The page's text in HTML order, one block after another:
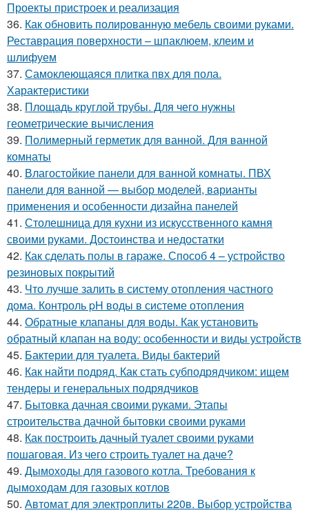
Проекты пристроек и реализация
36. Как обновить полированную мебель своими руками.
Реставрация поверхности – шпаклюем, клеим и
шлифуем
37. Самоклеющаяся плитка пвх для пола.
Характеристики
38. Площадь круглой трубы. Для чего нужны
геометрические вычисления
39. Полимерный герметик для ванной. Для ванной
комнаты
40. Влагостойкие панели для ванной комнаты. ПВХ
панели для ванной — выбор моделей, варианты
применения и особенности дизайна панелей
41. Столешница для кухни из искусственного камня
своими руками. Достоинства и недостатки
42. Как сделать полы в гараже. Способ 4 – устройство
резиновых покрытий
43. Что лучше залить в систему отопления частного
дома. Контроль pH воды в системе отопления
44. Обратные клапаны для воды. Как установить
обратный клапан на воду: особенности и виды устройств
45. Бактерии для туалета. Виды бактерий
46. Как найти подряд. Как стать субподрядчиком: ищем
тендеры и генеральных подрядчиков
47. Бытовка дачная своими руками. Этапы
строительства дачной бытовки своими руками
48. Как построить дачный туалет своими руками
пошаговая. Из чего строить туалет на даче?
49. Дымоходы для газового котла. Требования к
дымоходам для газовых котлов
50. Автомат для электроплиты 220в. Выбор устройства